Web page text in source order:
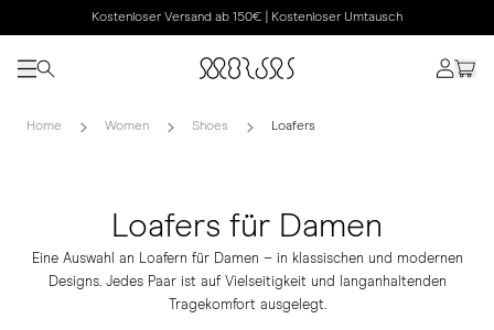
Kostenloser Versand ab 150€ | Kostenloser Umtausch
Home Women Shoes Loafers
Loafers für Damen
Eine Auswahl an Loafern für Damen – in klassischen und modernen
Designs. Jedes Paar ist auf Vielseitigkeit und langanhaltenden
Tragekomfort ausgelegt.